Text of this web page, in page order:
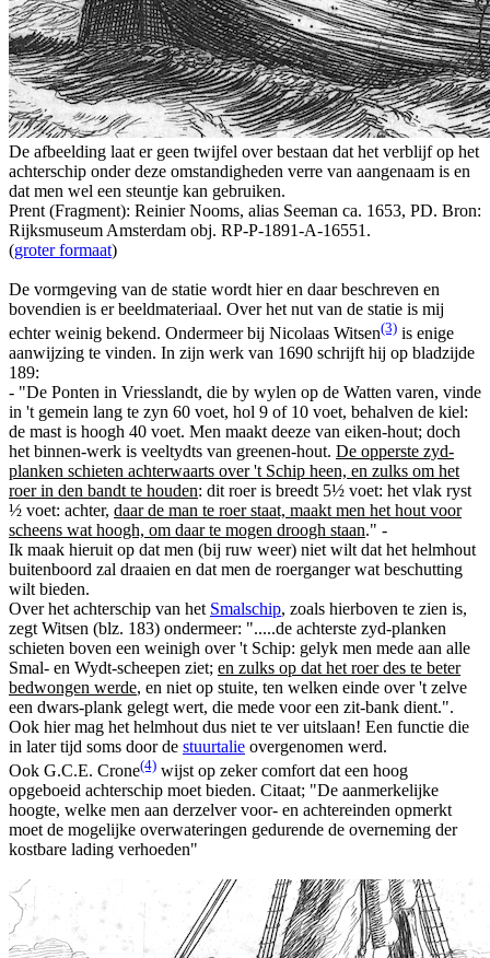
De afbeelding laat er geen twijfel over bestaan dat het verblijf op het
achterschip onder deze omstandigheden verre van aangenaam is en
dat men wel een steuntje kan gebruiken.
Prent (Fragment): Reinier Nooms, alias Seeman ca. 1653, PD. Bron:
Rijksmuseum Amsterdam obj. RP-P-1891-A-16551.
(groter formaat)
De vormgeving van de statie wordt hier en daar beschreven en
bovendien is er beeldmateriaal. Over het nut van de statie is mij
echter weinig bekend. Ondermeer bij Nicolaas Witsen(3) is enige
aanwijzing te vinden. In zijn werk van 1690 schrijft hij op bladzijde
189:
- "De Ponten in Vriesslandt, die by wylen op de Watten varen, vinde
in 't gemein lang te zyn 60 voet, hol 9 of 10 voet, behalven de kiel:
de mast is hoogh 40 voet. Men maakt deeze van eiken-hout; doch
het binnen-werk is veeltydts van greenen-hout. De opperste zyd-
planken schieten achterwaarts over 't Schip heen, en zulks om het
roer in den bandt te houden: dit roer is breedt 5½ voet: het vlak ryst
½ voet: achter, daar de man te roer staat, maakt men het hout voor
scheens wat hoogh, om daar te mogen droogh staan." -
Ik maak hieruit op dat men (bij ruw weer) niet wilt dat het helmhout
buitenboord zal draaien en dat men de roerganger wat beschutting
wilt bieden.
Over het achterschip van het Smalschip, zoals hierboven te zien is,
zegt Witsen (blz. 183) ondermeer: ".....de achterste zyd-planken
schieten boven een weinigh over 't Schip: gelyk men mede aan alle
Smal- en Wydt-scheepen ziet; en zulks op dat het roer des te beter
bedwongen werde, en niet op stuite, ten welken einde over 't zelve
een dwars-plank gelegt wert, die mede voor een zit-bank dient.".
Ook hier mag het helmhout dus niet te ver uitslaan! Een functie die
in later tijd soms door de stuurtalie overgenomen werd.
Ook G.C.E. Crone(4) wijst op zeker comfort dat een hoog
opgeboeid achterschip moet bieden. Citaat; "De aanmerkelijke
hoogte, welke men aan derzelver voor- en achtereinden opmerkt
moet de mogelijke overwateringen gedurende de overneming der
kostbare lading verhoeden"